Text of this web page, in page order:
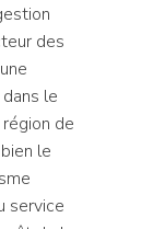
des
le
de
le
service